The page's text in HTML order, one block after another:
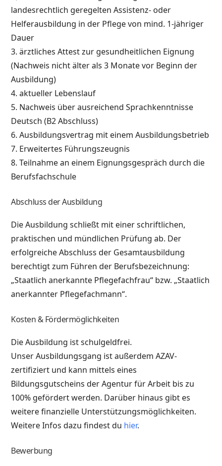
landesrechtlich geregelten Assistenz- oder
Helferausbildung in der Pflege von mind. 1-jähriger
Dauer
3. ärztliches Attest zur gesundheitlichen Eignung
(Nachweis nicht älter als 3 Monate vor Beginn der
Ausbildung)
4. aktueller Lebenslauf
5. Nachweis über ausreichend Sprachkenntnisse
Deutsch (B2 Abschluss)
6. Ausbildungsvertrag mit einem Ausbildungsbetrieb
7. Erweitertes Führungszeugnis
8. Teilnahme an einem Eignungsgespräch durch die
Berufsfachschule
Abschluss der Ausbildung
Die Ausbildung schließt mit einer schriftlichen,
praktischen und mündlichen Prüfung ab. Der
erfolgreiche Abschluss der Gesamtausbildung
berechtigt zum Führen der Berufsbezeichnung:
„Staatlich anerkannte Pflegefachfrau“ bzw. „Staatlich
anerkannter Pflegefachmann“.
Kosten & Fördermöglichkeiten
Die Ausbildung ist schulgeldfrei.
Unser Ausbildungsgang ist außerdem AZAV-
zertifiziert und kann mittels eines
Bildungsgutscheins der Agentur für Arbeit bis zu
100% gefördert werden. Darüber hinaus gibt es
weitere finanzielle Unterstützungsmöglichkeiten.
Weitere Infos dazu findest du hier.
Bewerbung